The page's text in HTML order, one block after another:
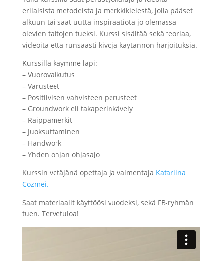
erilaisista metodeista ja merkkikielestä, jolla pääset
alkuun tai saat uutta inspiraatiota jo olemassa
olevien taitojen tueksi. Kurssi sisältää sekä teoriaa,
videoita että runsaasti kivoja käytännön harjoituksia.
Kurssilla käymme läpi:
– Vuorovaikutus
– Varusteet
– Positiivisen vahvisteen perusteet
– Groundwork eli takaperinkävely
– Raippamerkit
– Juoksuttaminen
– Handwork
– Yhden ohjan ohjasajo
Kurssin vetäjänä opettaja ja valmentaja Katariina
Cozmei.
Saat materiaalit käyttöösi vuodeksi, sekä FB-ryhmän
tuen. Tervetuloa!